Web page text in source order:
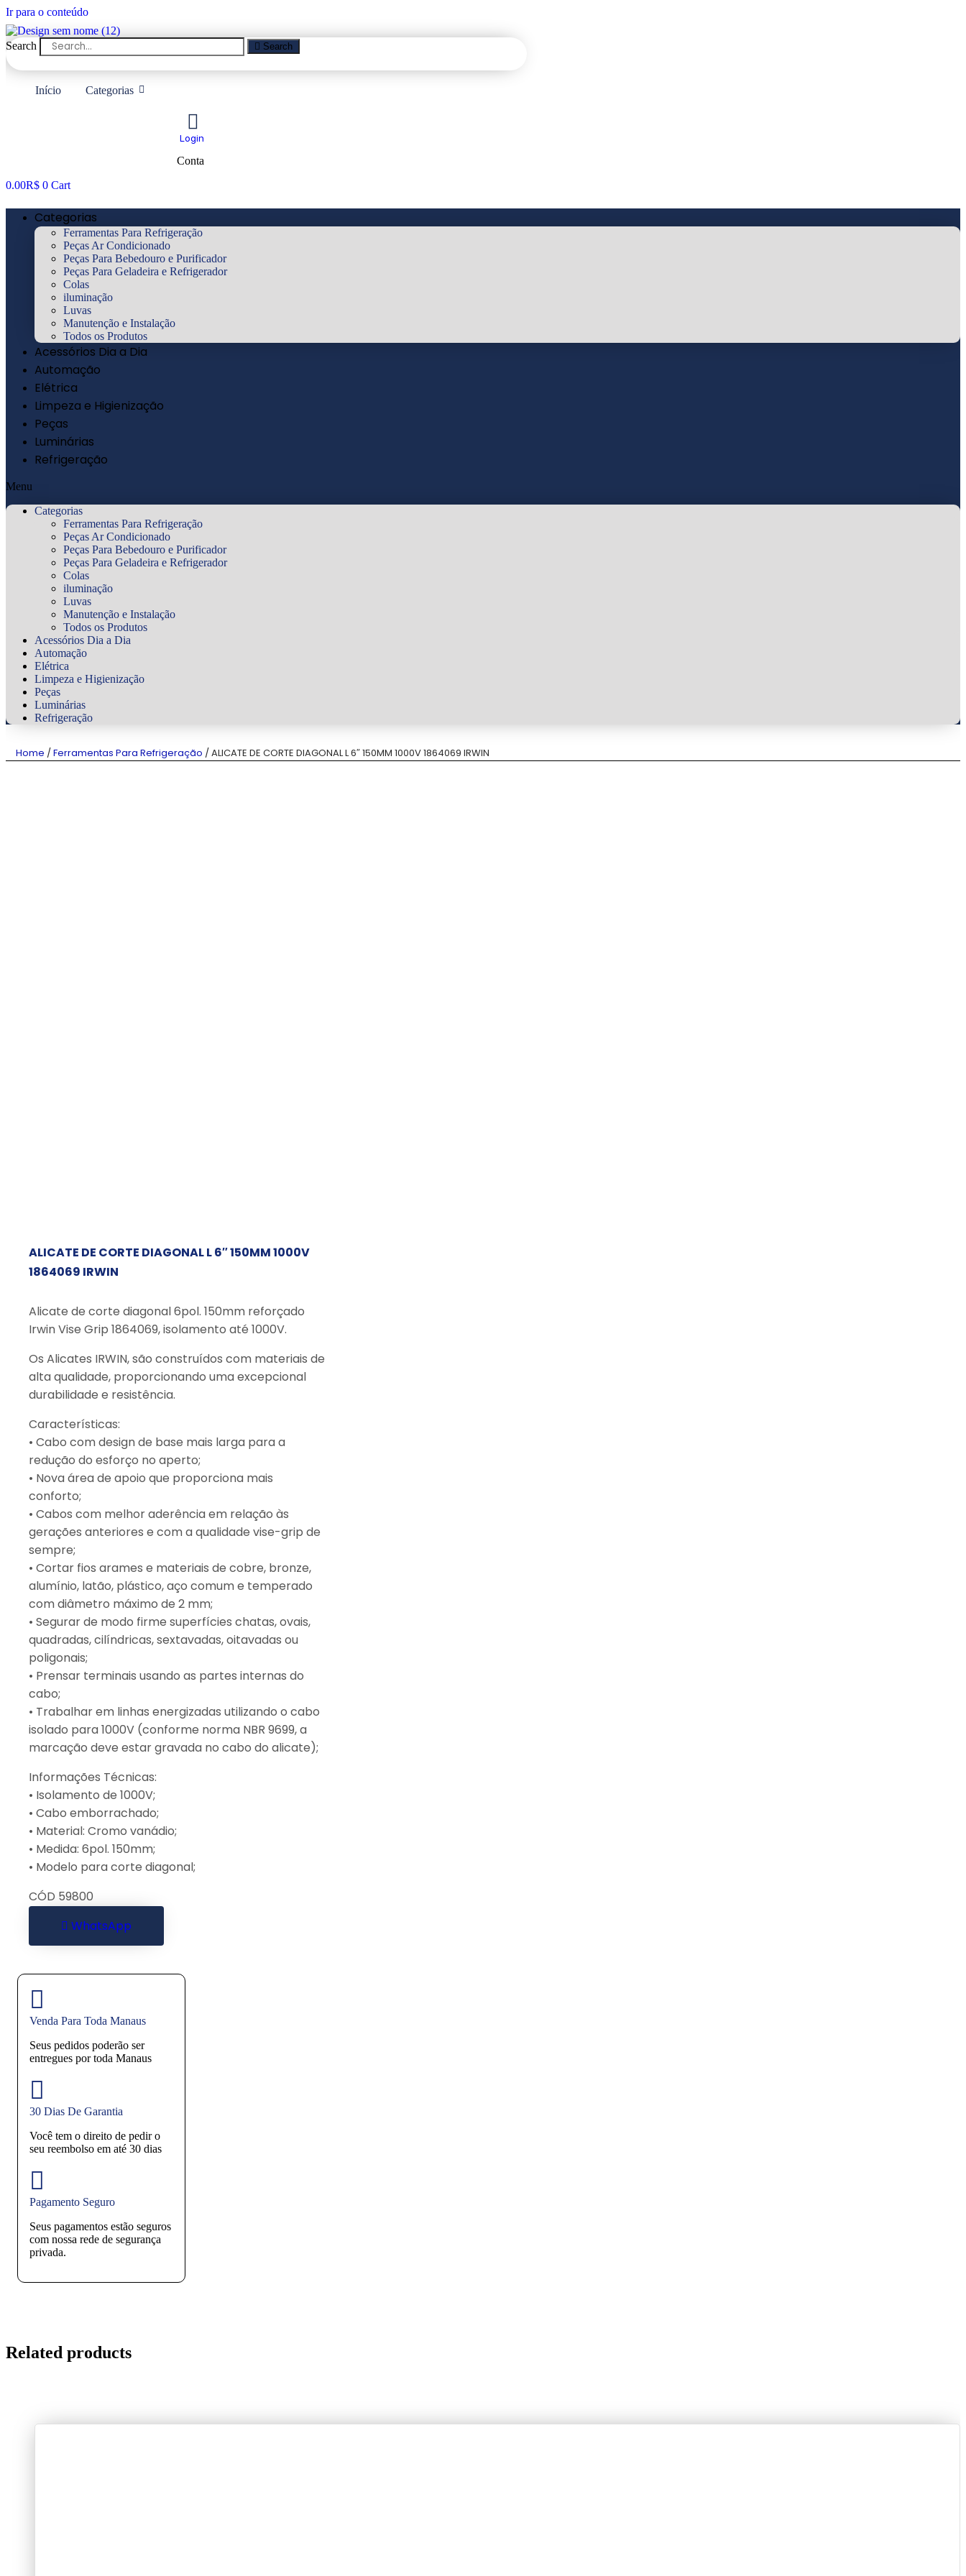
Ir para o conteúdo
Search Search
Início Categorias
Login
Conta
0.00R$ 0 Cart
Categorias
Ferramentas Para Refrigeração
Peças Ar Condicionado
Peças Para Bebedouro e Purificador
Peças Para Geladeira e Refrigerador
Colas
iluminação
Luvas
Manutenção e Instalação
Todos os Produtos
Acessórios Dia a Dia
Automação
Elétrica
Limpeza e Higienização
Peças
Luminárias
Refrigeração
Menu
Categorias
Ferramentas Para Refrigeração
Peças Ar Condicionado
Peças Para Bebedouro e Purificador
Peças Para Geladeira e Refrigerador
Colas
iluminação
Luvas
Manutenção e Instalação
Todos os Produtos
Acessórios Dia a Dia
Automação
Elétrica
Limpeza e Higienização
Peças
Luminárias
Refrigeração
Home / Ferramentas Para Refrigeração / ALICATE DE CORTE DIAGONAL L 6″ 150MM 1000V 1864069 IRWIN
ALICATE DE CORTE DIAGONAL L 6″ 150MM 1000V
1864069 IRWIN
Alicate de corte diagonal 6pol. 150mm reforçado
Irwin Vise Grip 1864069, isolamento até 1000V.
Os Alicates IRWIN, são construídos com materiais de
alta qualidade, proporcionando uma excepcional
durabilidade e resistência.
Características:
• Cabo com design de base mais larga para a
redução do esforço no aperto;
• Nova área de apoio que proporciona mais
conforto;
• Cabos com melhor aderência em relação às
gerações anteriores e com a qualidade vise-grip de
sempre;
• Cortar fios arames e materiais de cobre, bronze,
alumínio, latão, plástico, aço comum e temperado
com diâmetro máximo de 2 mm;
• Segurar de modo firme superfícies chatas, ovais,
quadradas, cilíndricas, sextavadas, oitavadas ou
poligonais;
• Prensar terminais usando as partes internas do
cabo;
• Trabalhar em linhas energizadas utilizando o cabo
isolado para 1000V (conforme norma NBR 9699, a
marcação deve estar gravada no cabo do alicate);
Informações Técnicas:
• Isolamento de 1000V;
• Cabo emborrachado;
• Material: Cromo vanádio;
• Medida: 6pol. 150mm;
• Modelo para corte diagonal;
CÓD 59800
WhatsApp
Venda Para Toda Manaus
Seus pedidos poderão ser
entregues por toda Manaus
30 Dias De Garantia
Você tem o direito de pedir o
seu reembolso em até 30 dias
Pagamento Seguro
Seus pagamentos estão seguros
com nossa rede de segurança
privada.
Related products